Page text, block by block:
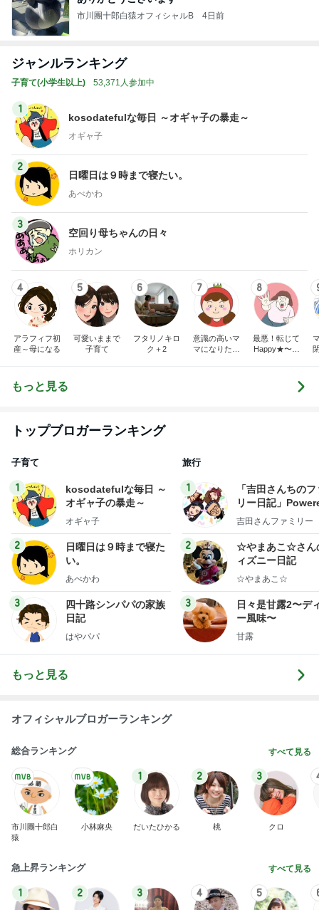
市川團十郎白猿オフィシャルB 4日前
ジャンルランキング
子育て(小学生以上) 53,371人参加中
1
kosodatefulな毎日 ～オギャ子の暴走～
オギャ子
2
日曜日は９時まで寝たい。
あべかわ
3
空回り母ちゃんの日々
ホリカン
4
アラフィフ初
産～母になる
5
可愛いままで
子育て
6
フタリノキロ
ク＋2
7
意識の高いマ
マになりたか
8
最悪！転じて
Happy★〜タ
くじり帳」〜
もっと見る
トップブロガーランキング
子育て
1
kosodatefulな毎日 ～
オギャ子の暴走～
オギャ子
2
日曜日は９時まで寝た
い。
あべかわ
3
四十路シンパパの家族
日記
はやパパ
旅行
1
「吉田さんちの
リー日記」
y Ameba 吉田さ
ログ
吉田さんファミリー
2
☆やまあこ☆さん
ィズニー日記
☆やまあこ☆
3
日々是甘露2〜デ
ー風味〜
甘露
もっと見る
オフィシャルブロガーランキング
総合ランキング すべて見る
市川團十郎白
猿
小林麻央
1
だいたひかる
2
桃
3
クロ
急上昇ランキング すべて見る
1 2 3 4 5